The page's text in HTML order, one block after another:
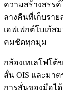
ความสร้างสรรค์
ลางคืนที่เก็บราย
เอฟเฟกต์โบเก้
คมชัดทุกมุม
กล้องเทเลโฟโต้
สั่น OIS และมาต
การสั่นของมือไ